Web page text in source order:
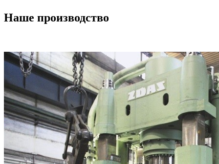
Наше производство